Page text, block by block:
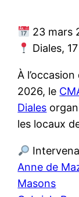
23 mars
Diales,
À l’occasion
2026, le
Diales
les locaux
Anne de
Masons